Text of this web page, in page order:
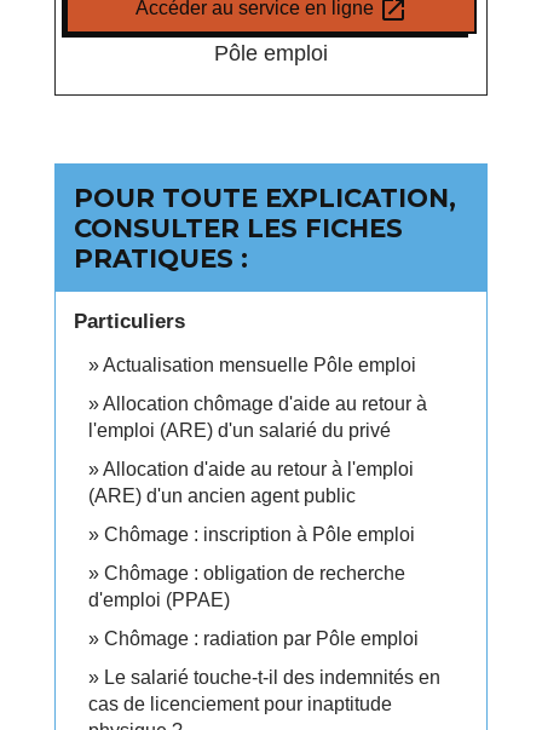
Accéder au service en ligne open_in_new
Pôle emploi
POUR TOUTE EXPLICATION,
CONSULTER LES FICHES
PRATIQUES :
Particuliers
Actualisation mensuelle Pôle emploi
Allocation chômage d'aide au retour à
l'emploi (ARE) d'un salarié du privé
Allocation d'aide au retour à l'emploi
(ARE) d'un ancien agent public
Chômage : inscription à Pôle emploi
Chômage : obligation de recherche
d'emploi (PPAE)
Chômage : radiation par Pôle emploi
Le salarié touche-t-il des indemnités en
cas de licenciement pour inaptitude